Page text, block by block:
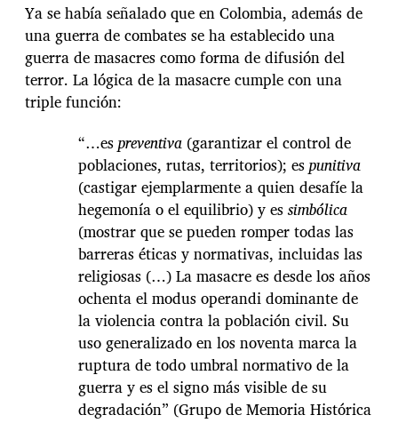
Ya se había señalado que en Colombia, además de
una guerra de combates se ha establecido una
guerra de masacres como forma de difusión del
terror. La lógica de la masacre cumple con una
triple función:
“…espreventiva (garantizar el control de
poblaciones, rutas, territorios); espunitiva
(castigar ejemplarmente a quien desafíe la
hegemonía o el equilibrio) y essimbólica
(mostrar que se pueden romper todas las
barreras éticas y normativas, incluidas las
religiosas (…) La masacre es desde los años
ochenta el modus operandi dominante de
la violencia contra la población civil. Su
uso generalizado en los noventa marca la
ruptura de todo umbral normativo de la
guerra y es el signo más visible de su
degradación” (Grupo de Memoria Histórica